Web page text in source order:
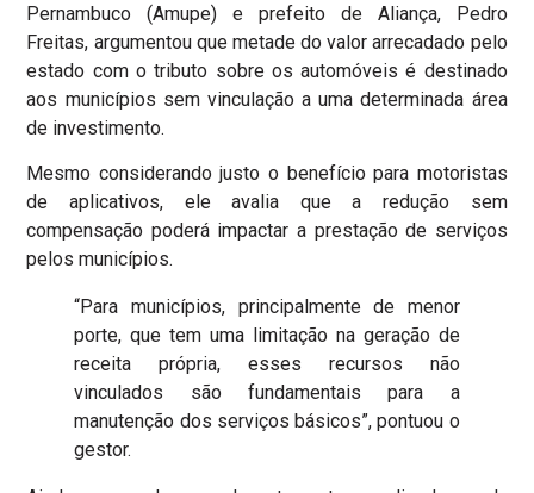
Pernambuco (Amupe) e prefeito de Aliança, Pedro
Freitas, argumentou que metade do valor arrecadado pelo
estado com o tributo sobre os automóveis é destinado
aos municípios sem vinculação a uma determinada área
de investimento.
Mesmo considerando justo o benefício para motoristas
de aplicativos, ele avalia que a redução sem
compensação poderá impactar a prestação de serviços
pelos municípios.
“Para municípios, principalmente de menor
porte, que tem uma limitação na geração de
receita própria, esses recursos não
vinculados são fundamentais para a
manutenção dos serviços básicos”, pontuou o
gestor.